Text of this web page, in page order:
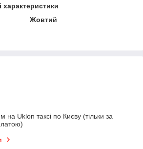
характеристики
Жовтий
на Uklon таксі по Києву (тільки за